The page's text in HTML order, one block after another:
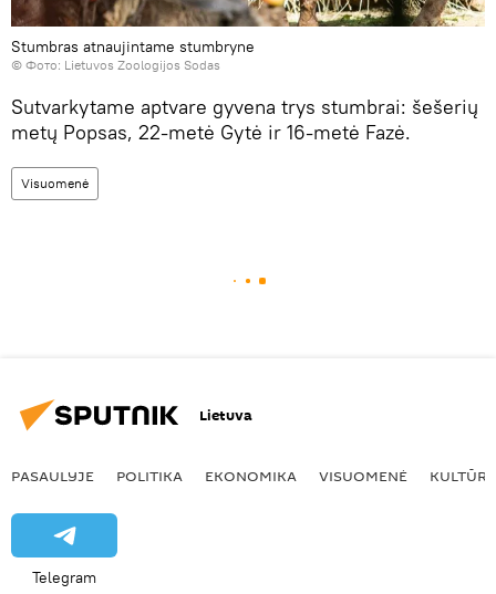
Stumbras atnaujintame stumbryne
© Фото: Lietuvos Zoologijos Sodas
Sutvarkytame aptvare gyvena trys stumbrai: šešerių
metų Popsas, 22-metė Gytė ir 16-metė Fazė.
Visuomenė
Lietuva
PASAULYJE POLITIKA EKONOMIKA VISUOMENĖ KULTŪRA
Telegram